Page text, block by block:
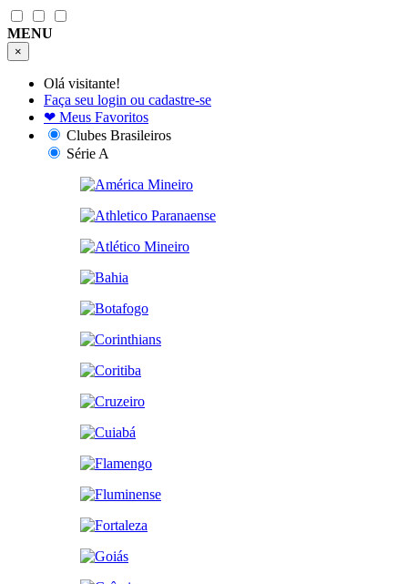
MENU
×
Olá visitante!
Faça seu login ou cadastre-se
❤ Meus Favoritos
Clubes Brasileiros
Série A